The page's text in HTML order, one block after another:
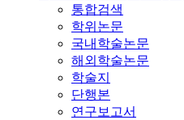
통합검색
학위논문
국내학술논문
해외학술논문
학술지
단행본
연구보고서